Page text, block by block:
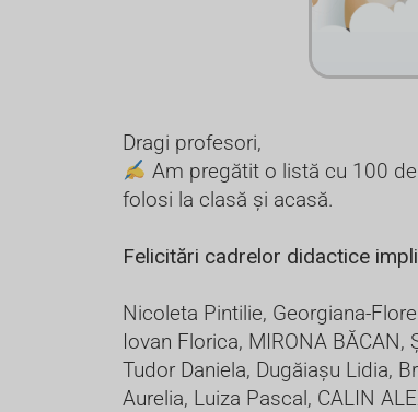
Dragi profesori,
Am pregătit o listă cu 100
folosi la clasă și acasă.
Felicitări cadrelor didactice
Nicoleta Pintilie, Georgiana-
Iovan Florica, MIRONA BĂCAN,
Tudor Daniela, Dugăiașu Lidia,
Aurelia, Luiza Pascal, CALIN